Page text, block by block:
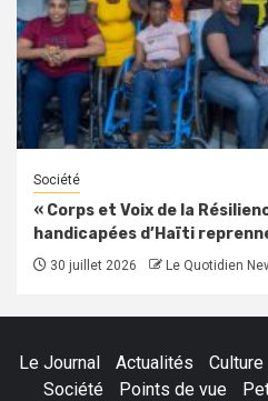
Société
« Corps et Voix de la
handicapées d’Haïti
30 juillet 2026 Le Quotidien
Le Journal Actualités Culture
Société
Points de vue